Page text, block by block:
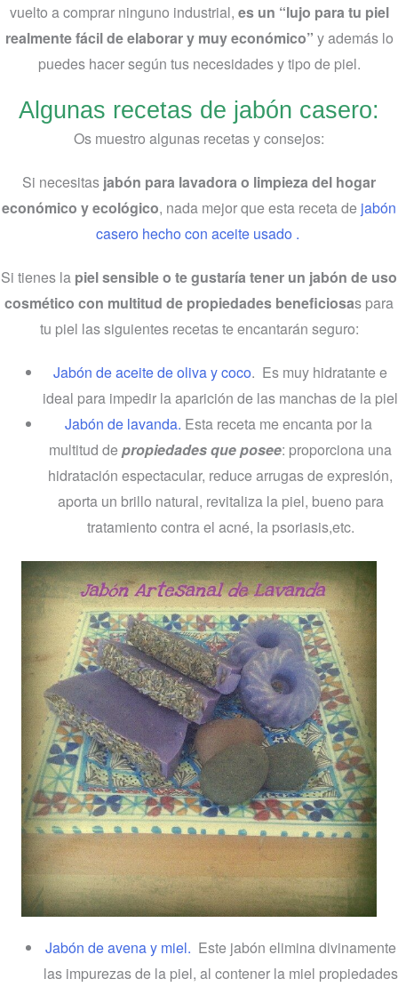
vuelto a comprar ninguno industrial, es un “lujo para tu piel
realmente fácil de elaborar y muy económico” y además lo
puedes hacer según tus necesidades y tipo de piel.
Algunas recetas de jabón casero:
Os muestro algunas recetas y consejos:
Si necesitas jabón para lavadora o limpieza del hogar
económico y ecológico, nada mejor que esta receta de jabón
casero hecho con aceite usado .
Si tienes la piel sensible o te gustaría tener un jabón de uso
cosmético con multitud de propiedades beneficiosas para
tu piel las siguientes recetas te encantarán seguro:
Jabón de aceite de oliva y coco. Es muy hidratante e
ideal para impedir la aparición de las manchas de la piel
Jabón de lavanda. Esta receta me encanta por la
multitud de propiedades que posee: proporciona una
hidratación espectacular, reduce arrugas de expresión,
aporta un brillo natural, revitaliza la piel, bueno para
tratamiento contra el acné, la psoriasis,etc.
Jabón de avena y miel. Este jabón elimina divinamente
las impurezas de la piel, al contener la miel propiedades